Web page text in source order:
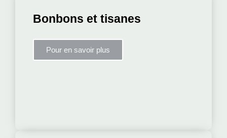
Bonbons et tisanes
Pour en savoir plus